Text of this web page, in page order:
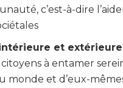
c’est-à-dire
et extérieure
à entamer
monde et d’eux-